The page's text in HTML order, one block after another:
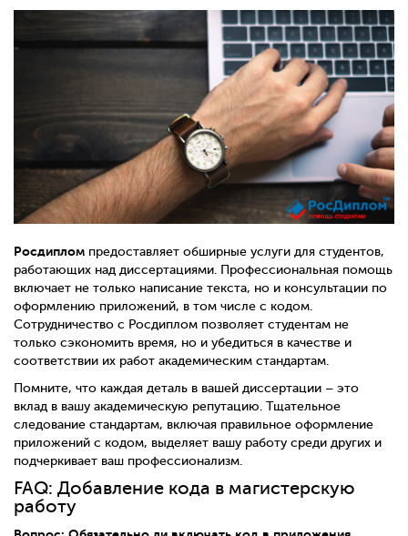
Росдиплом предоставляет обширные услуги для студентов,
работающих над диссертациями. Профессиональная помощь
включает не только написание текста, но и консультации по
оформлению приложений, в том числе с кодом.
Сотрудничество с Росдиплом позволяет студентам не
только сэкономить время, но и убедиться в качестве и
соответствии их работ академическим стандартам.
Помните, что каждая деталь в вашей диссертации – это
вклад в вашу академическую репутацию. Тщательное
следование стандартам, включая правильное оформление
приложений с кодом, выделяет вашу работу среди других и
подчеркивает ваш профессионализм.
FAQ: Добавление кода в магистерскую
работу